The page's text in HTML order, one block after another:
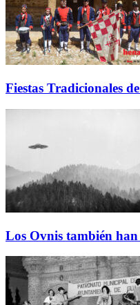
Fiestas Tradicionales
Los Ovnis también